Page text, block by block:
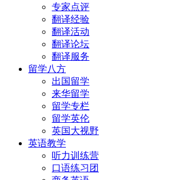
专家点评
翻译经验
翻译活动
翻译论坛
翻译服务
留学八方
出国留学
来华留学
留学专栏
留学英伦
英国大视野
英语教学
听力训练营
口语练习团